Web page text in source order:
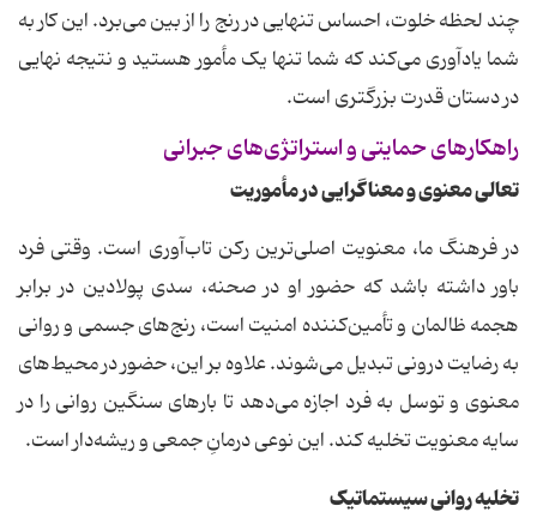
چند لحظه خلوت، احساس تنهایی در رنج را از بین می‌برد. این کار به
شما یادآوری می‌کند که شما تنها یک مأمور هستید و نتیجه نهایی
در دستان قدرت بزرگتری است.
راهکارهای حمایتی و استراتژی‌های جبرانی
تعالی معنوی و معناگرایی در مأموریت
در فرهنگ ما، معنویت اصلی‌ترین رکن تاب‌آوری است. وقتی فرد
باور داشته باشد که حضور او در صحنه، سدی پولادین در برابر
هجمه ظالمان و تأمین‌کننده امنیت است، رنج‌های جسمی و روانی
به رضایت درونی تبدیل می‌شوند. علاوه بر این، حضور در محیط‌های
معنوی و توسل به فرد اجازه می‌دهد تا بارهای سنگین روانی را در
سایه معنویت تخلیه کند. این نوعی درمانِ جمعی و ریشه‌دار است.
تخلیه روانی سیستماتیک